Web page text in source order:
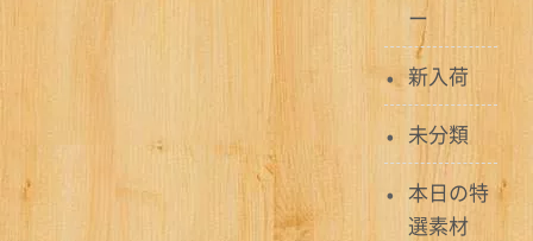
ー
新入荷
未分類
本日の特
選素材